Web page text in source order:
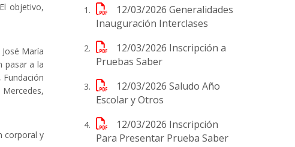
objetivo,
María
pasar a la
corporal y
12/03/2026 Generalidades
Inauguración Interclases
12/03/2026 Inscripción a
Pruebas Saber
12/03/2026 Saludo Año
Escolar y Otros
12/03/2026 Inscripción
Para Presentar Prueba Saber